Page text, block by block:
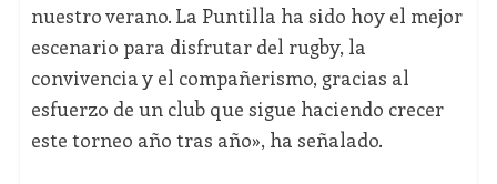
nuestro verano. La Puntilla ha sido hoy el mejor
escenario para disfrutar del rugby, la
convivencia y el compañerismo, gracias al
esfuerzo de un club que sigue haciendo crecer
este torneo año tras año», ha señalado.